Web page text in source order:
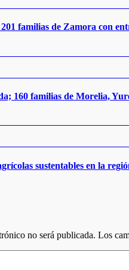
familias de Zamora con
160 familias de Morelia,
sustentables en la
no será publicada. Los